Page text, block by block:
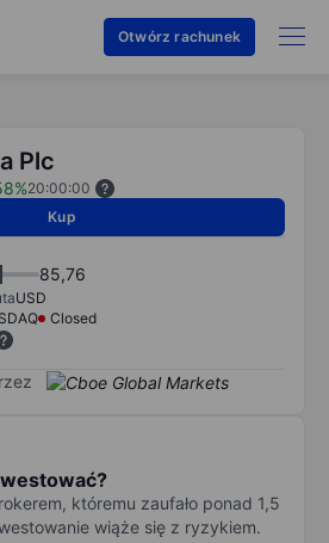
Otwórz rachunek
Plc
20:00:00
Kup
85,76
USD
Closed
któremu zaufało ponad 1,5
wiąże się z ryzykiem.